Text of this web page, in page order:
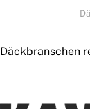
Däckbranschen